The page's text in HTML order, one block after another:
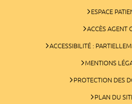
ESPACE
ACCÈS AGENT
ACCESSIBILITÉ :
MENTIONS
PROTECTION DES
PLAN DU